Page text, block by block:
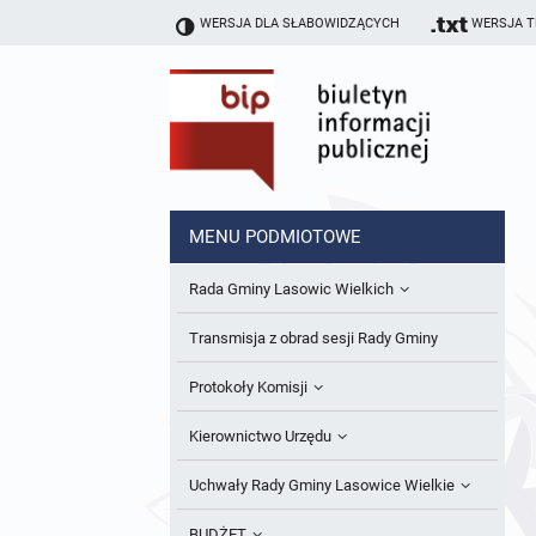
WERSJA DLA SŁABOWIDZĄCYCH WERSJA
MENU PODMIOTOWE
Rada Gminy Lasowic Wielkich
Sesje Rady Gminy
Skład Rady Gminy
Interpelacje i Zapytania Radnych
Komisje Rady Gminy i informacja o
Transmisja z obrad sesji Rady Gminy
Protokoły Komisji
Komisja Budżetu i Finansów
Komisja Oświatowa
Kierownictwo Urzędu
Wójt
Uchwały Rady Gminy Lasowice Wielkie